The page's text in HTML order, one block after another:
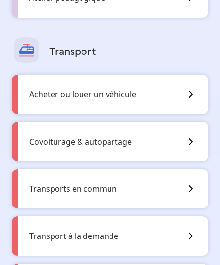
Transport
Acheter ou louer un véhicule
Covoiturage & autopartage
Transports en commun
Transport à la demande